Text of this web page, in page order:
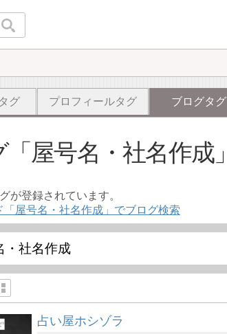
グ プロフィールタグ ブログタグ
屋号名・社名作成
が登録されています。
「屋号名・社名作成」でブログ検索
占い屋ホシゾラ